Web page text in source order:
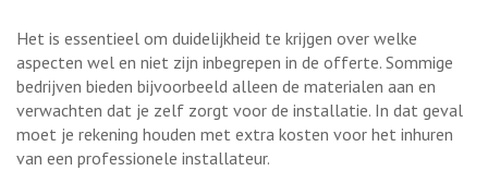
Het is essentieel om duidelijkheid te krijgen over welke
aspecten wel en niet zijn inbegrepen in de offerte. Sommige
bedrijven bieden bijvoorbeeld alleen de materialen aan en
verwachten dat je zelf zorgt voor de installatie. In dat geval
moet je rekening houden met extra kosten voor het inhuren
van een professionele installateur.